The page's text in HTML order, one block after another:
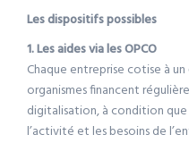
Les dispositifs possibles
1. Les aides via les OPCO
Chaque entreprise cotise à un
organismes financent
digitalisation, à condition
l’activité et les besoins de